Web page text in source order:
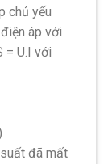
chủ yếu
áp với
= U.I với
đã mất